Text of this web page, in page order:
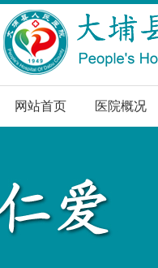
网站首页 医院概况